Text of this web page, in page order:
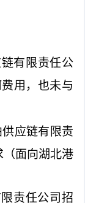
有限责任公
用，也未与
应链有限责
面向湖北港
任公司招